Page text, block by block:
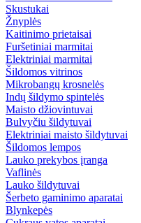
Skustukai
Žnyplės
Kaitinimo prietaisai
Furšetiniai marmitai
Elektriniai marmitai
Šildomos vitrinos
Mikrobangų krosnelės
Indų šildymo spintelės
Maisto džiovintuvai
Bulvyčiu šildytuvai
Elektriniai maisto šildytuvai
Šildomos lempos
Lauko prekybos įranga
Vaflinės
Lauko šildytuvai
Šerbeto gaminimo aparatai
Blynkepės